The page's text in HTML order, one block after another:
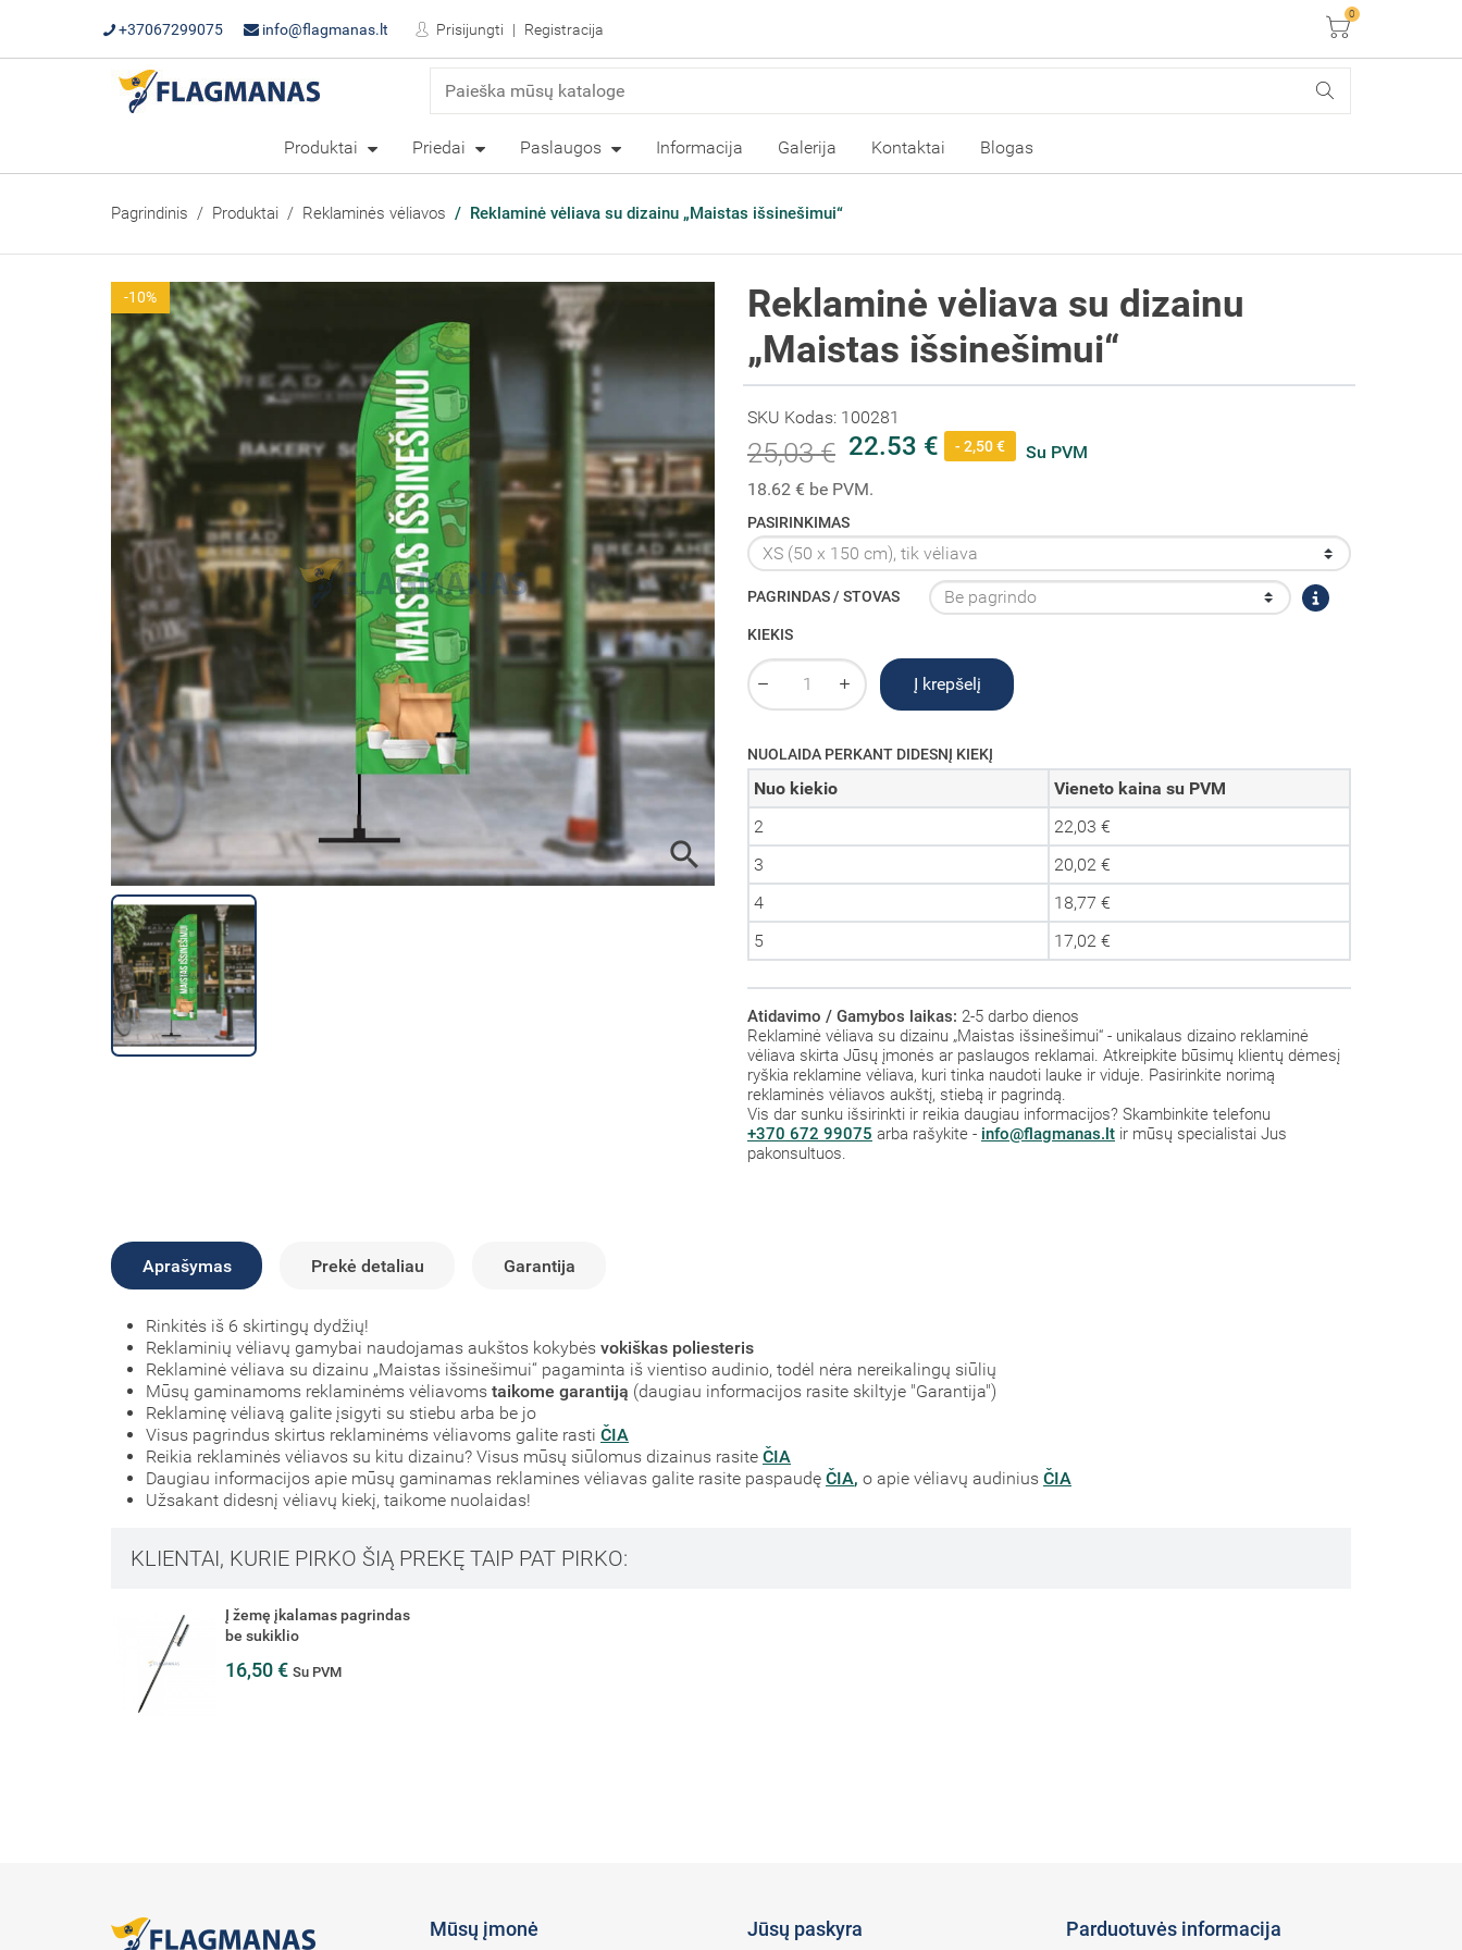
+37067299075 info@flagmanas.lt Prisijungti Registracija Krepšelis
0
Produktai Priedai Paslaugos Informacija Galerija Kontaktai Blogas
Pagrindinis Produktai Reklaminės vėliavos Reklaminė vėliava su dizainu „Maistas išsinešimui“

-10%
Reklaminė vėliava su dizainu
„Maistas išsinešimui“
SKU Kodas: 100281
25,03 € 22.53 € - 2,50 €
Su PVM
18.62 € be PVM.
PASIRINKIMAS
PAGRINDAS / STOVAS
KIEKIS
Į krepšelį
NUOLAIDA PERKANT DIDESNĮ KIEKĮ
Nuo kiekio
Vieneto kaina su PVM
2
22,03 €
3
20,02 €
4
18,77 €
5
17,02 €
Atidavimo / Gamybos laikas: 2-5 darbo dienos
Reklaminė vėliava su dizainu „Maistas išsinešimui“ - unikalaus dizaino reklaminė
vėliava skirta Jūsų įmonės ar paslaugos reklamai. Atkreipkite būsimų klientų dėmesį
ryškia reklamine vėliava, kuri tinka naudoti lauke ir viduje. Pasirinkite norimą
reklaminės vėliavos aukštį, stiebą ir pagrindą.
Vis dar sunku išsirinkti ir reikia daugiau informacijos? Skambinkite telefonu
+370 672 99075 arba rašykite - info@flagmanas.lt ir mūsų specialistai Jus
pakonsultuos.
Aprašymas Prekė detaliau Garantija
Rinkitės iš 6 skirtingų dydžių!
Reklaminių vėliavų gamybai naudojamas aukštos kokybės vokiškas poliesteris
Reklaminė vėliava su dizainu „Maistas išsinešimui“ pagaminta iš vientiso audinio, todėl nėra nereikalingų siūlių
Mūsų gaminamoms reklaminėms vėliavoms taikome garantiją (daugiau informacijos rasite skiltyje "Garantija")
Reklaminę vėliavą galite įsigyti su stiebu arba be jo
Visus pagrindus skirtus reklaminėms vėliavoms galite rasti ČIA
Reikia reklaminės vėliavos su kitu dizainu? Visus mūsų siūlomus dizainus rasite ČIA
Daugiau informacijos apie mūsų gaminamas reklamines vėliavas galite rasite paspaudę ČIA, o apie vėliavų audinius ČIA
Užsakant didesnį vėliavų kiekį, taikome nuolaidas!
KLIENTAI, KURIE PIRKO ŠIĄ PREKĘ TAIP PAT PIRKO:
Į žemę įkalamas pagrindas
be sukiklio
16,50 € Su PVM
Mūsų įmonė Jūsų paskyra Parduotuvės informacija